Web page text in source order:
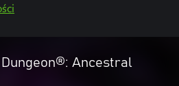
Ancestral